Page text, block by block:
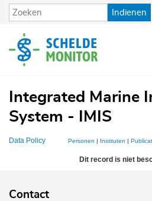
Overslaan
en
de
inhoud
Indienen
Integrated Marine
System - IMIS
Data Policy Personen | Instituten |
Dit record is niet
Contact